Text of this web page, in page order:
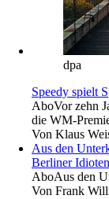
dpa
Speedy spielt
AboVor zehn
die WM-
Von Klaus
Aus den
Berliner Idioten
AboAus den
Von Frank